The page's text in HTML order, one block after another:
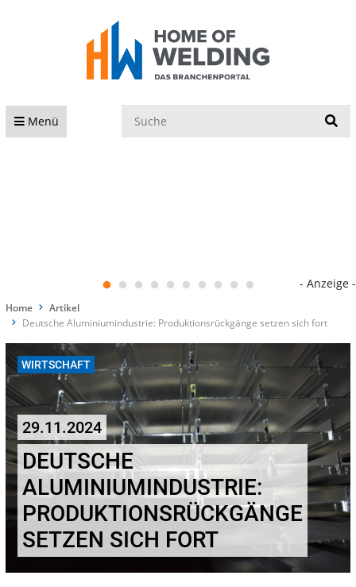
Menü
- Anzeige -
Home
Artikel
Deutsche Aluminiumindustrie: Produktionsrückgänge setzen sich fort
WIRTSCHAFT
29.11.2024
DEUTSCHE
ALUMINIUMINDUSTRIE:
PRODUKTIONSRÜCKGÄNGE
SETZEN SICH FORT